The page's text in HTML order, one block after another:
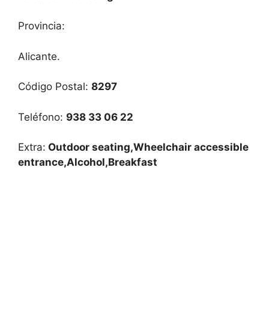
Provincia:
Alicante.
Código Postal: 8297
Teléfono: 938 33 06 22
Extra: Outdoor seating,Wheelchair accessible
entrance,Alcohol,Breakfast